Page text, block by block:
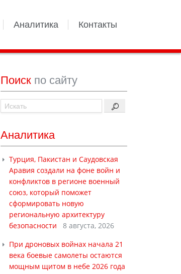
Аналитика Контакты
Поиск по сайту
Аналитика
Турция, Пакистан и Саудовская
Аравия создали на фоне войн и
конфликтов в регионе военный
союз, который поможет
сформировать новую
региональную архитектуру
безопасности
8 августа, 2026
При дроновых войнах начала 21
века боевые самолеты остаются
мощным щитом в небе 2026 года